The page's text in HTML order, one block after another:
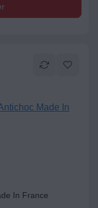
In France